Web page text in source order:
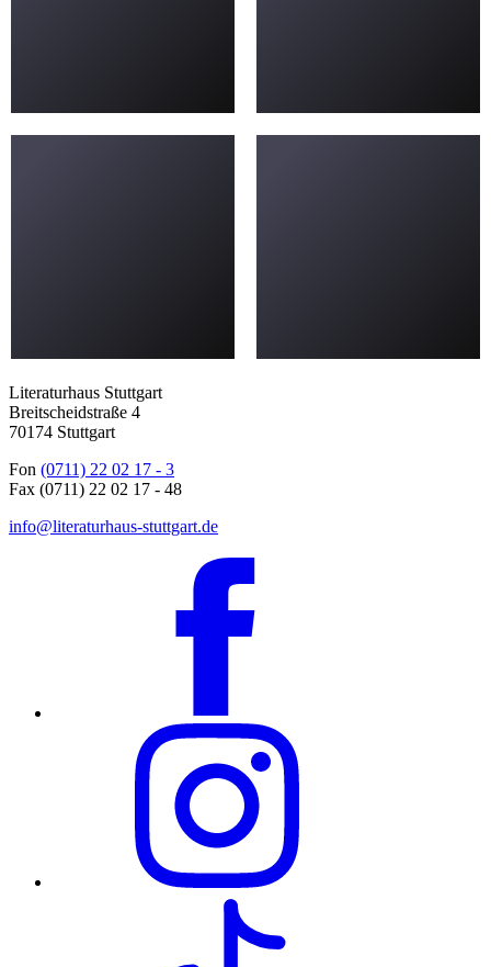
Literaturhaus Stuttgart
Breitscheidstraße 4
70174 Stuttgart
Fon (0711) 22 02 17 - 3
Fax (0711) 22 02 17 - 48
info@literaturhaus-stuttgart.de